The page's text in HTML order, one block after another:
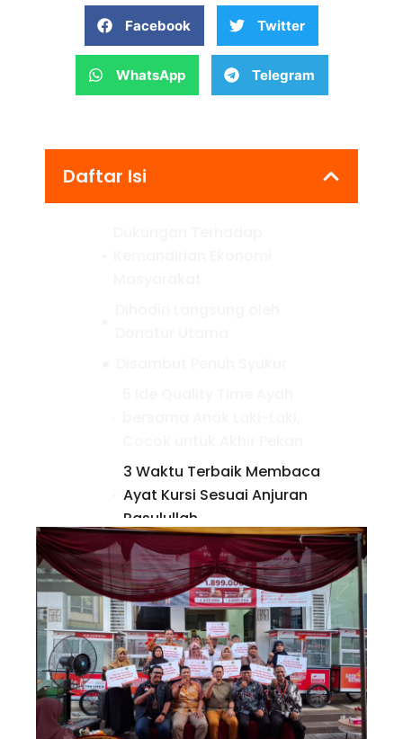
Facebook Twitter
WhatsApp Telegram
Daftar Isi
3 Waktu Terbaik Membaca
Ayat Kursi Sesuai Anjuran
Rasulullah
Bolehkah Menggunakan
Zakat untuk Biaya
Pengobatan Orang Sakit?